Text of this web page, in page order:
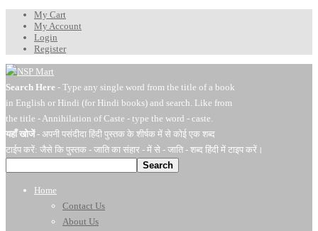
My Cart
My Account
Login
Register
Search Here - Type any single word from the title of a book
in English or Hindi (for Hindi books) and search. Like from
the title - Annihilation of Caste - type the word - caste.
यहाँ खोजें- अपनी पसंदीदा हिंदी पुस्तक के शीर्षक में से कोई एक शब्द
टाईप करें: जैसे कि पुस्तक - जाति का संहार - में से - जाति - शब्द हिंदी में टाइप करें।
Search
Home
Contact Us
About Us